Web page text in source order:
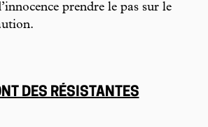
prendre le pas sur le
DES RÉSISTANTES